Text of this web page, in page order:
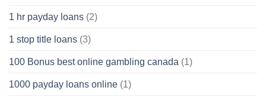
1 hr payday loans (2)
1 stop title loans (3)
100 Bonus best online gambling canada (1)
1000 payday loans online (1)